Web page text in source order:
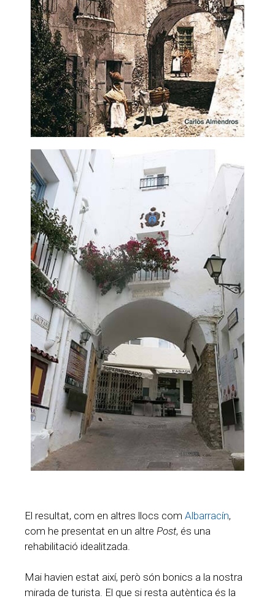
El resultat, com en altres llocs com Albarracín,
com he presentat en un altre Post, és una
rehabilitació idealitzada.
Mai havien estat així, però són bonics a la nostra
mirada de turista. El que si resta autèntica és la